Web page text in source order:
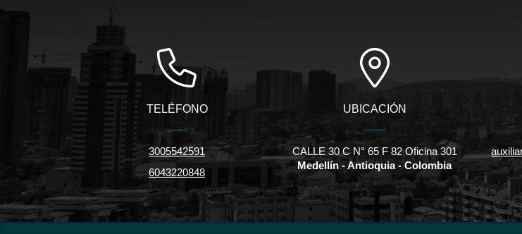
TELÉFONO
3005542591
6043220848
UBICACIÓN
CALLE 30 C N° 65 F 82 Oficina 301
Medellín - Antioquia - Colombia